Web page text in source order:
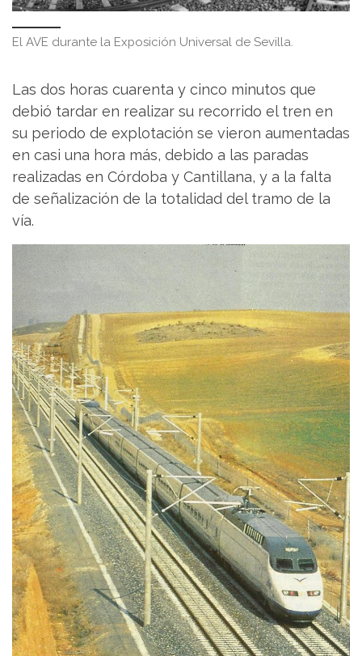
El AVE durante la Exposición Universal de Sevilla.
Las dos horas cuarenta y cinco minutos que
debió tardar en realizar su recorrido el tren en
su periodo de explotación se vieron aumentadas
en casi una hora más, debido a las paradas
realizadas en Córdoba y Cantillana, y a la falta
de señalización de la totalidad del tramo de la
vía.